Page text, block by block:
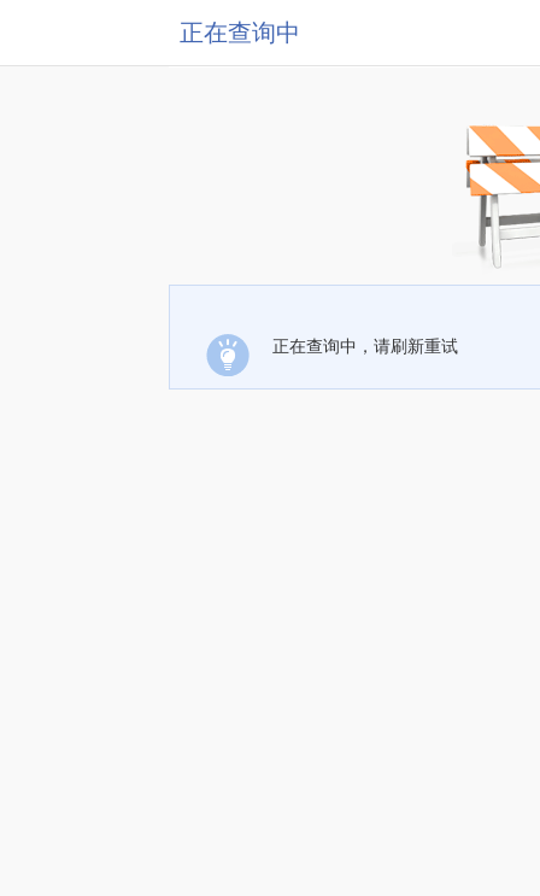
正在查询中
正在查询中，请刷新重试